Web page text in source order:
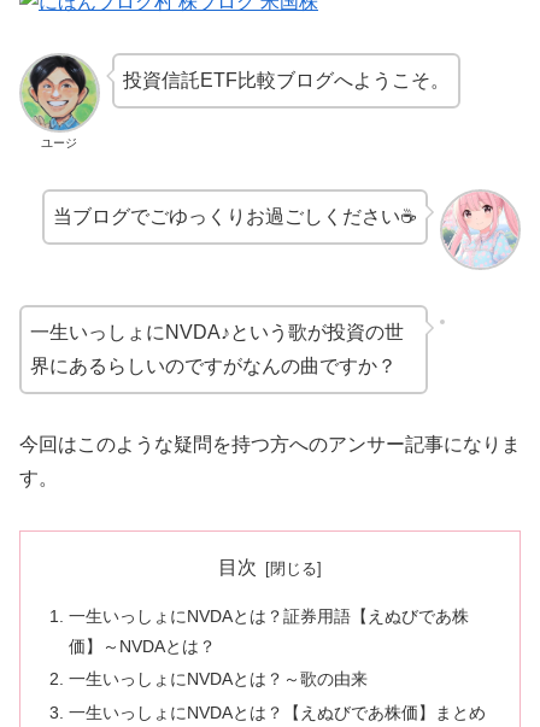
ユージ
投資信託ETF比較ブログへようこそ。
当ブログでごゆっくりお過ごしください☕
一生いっしょにNVDA♪という歌が投資の世
界にあるらしいのですがなんの曲ですか？
今回はこのような疑問を持つ方へのアンサー記事になりま
す。
目次
一生いっしょにNVDAとは？証券用語【えぬびであ株
価】～NVDAとは？
一生いっしょにNVDAとは？～歌の由来
一生いっしょにNVDAとは？【えぬびであ株価】まとめ